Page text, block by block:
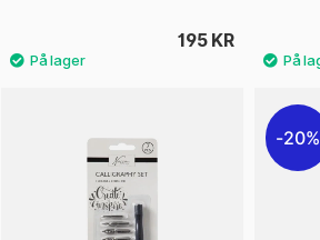
195 KR
20%